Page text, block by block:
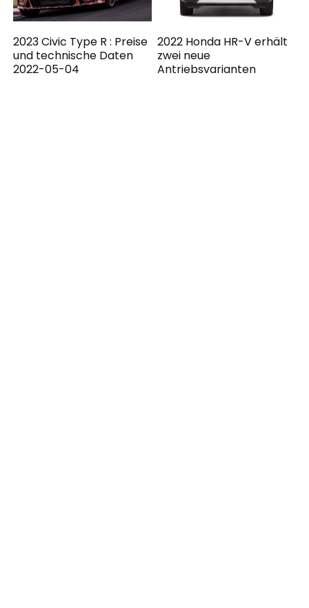
2023 Civic Type R : Preise
und technische Daten
2022-05-04
2022 Honda HR-V erhält
zwei neue
Antriebsvarianten